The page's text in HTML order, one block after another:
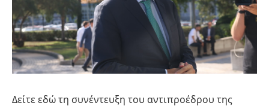
Δείτε εδώ τη συνέντευξη του αντιπροέδρου της